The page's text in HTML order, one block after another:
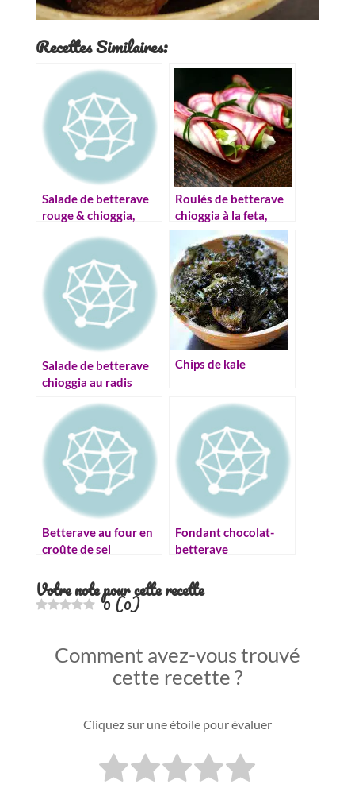
Recettes Similaires:
Salade de betterave
rouge & chioggia,
Roulés de betterave
chioggia à la feta,
roquette et menthe
Salade de betterave
chioggia au radis
Chips de kale
Betterave au four en
croûte de sel
Fondant chocolat-
betterave
Votre note pour cette recette
0(0)
Comment avez-vous trouvé
cette recette ?
Cliquez sur une étoile pour évaluer